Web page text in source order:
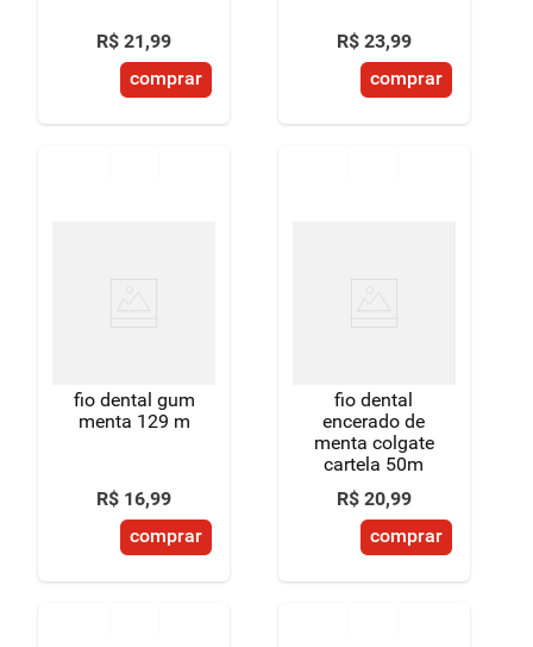
R$ 21,99
comprar
R$ 23,99
comprar
fio dental gum
menta 129 m
R$ 16,99
comprar
fio dental
encerado de
menta colgate
cartela 50m
R$ 20,99
comprar